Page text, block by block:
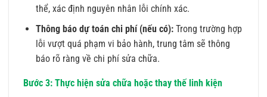
thể, xác định nguyên nhân lỗi chính xác.
Thông báo dự toán chi phí (nếu có):Trong trường hợp
lỗi vượt quá phạm vi bảo hành, trung tâm sẽ thông
báo rõ ràng về chi phí sửa chữa.
Bước 3: Thực hiện sửa chữa hoặc thay thế linh kiện